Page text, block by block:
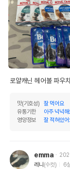
로얄캐닌 헤어볼 파우
맛(기호성)
잘 먹어요
유통기한
아주 넉넉해
영양정보
잘 적혀있어
emma
레니 (수컷) 6